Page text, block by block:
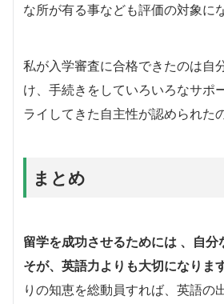
な所が有る事なども評価の対象に
私が入学審査に合格できたのは自
け、手続きをしていろいろなサポ
ライしてきた自主性が認められた
まとめ
留学を成功させるためには 、自分
そが、英語力よりも大切になります
りの知恵を総動員すれば、英語の